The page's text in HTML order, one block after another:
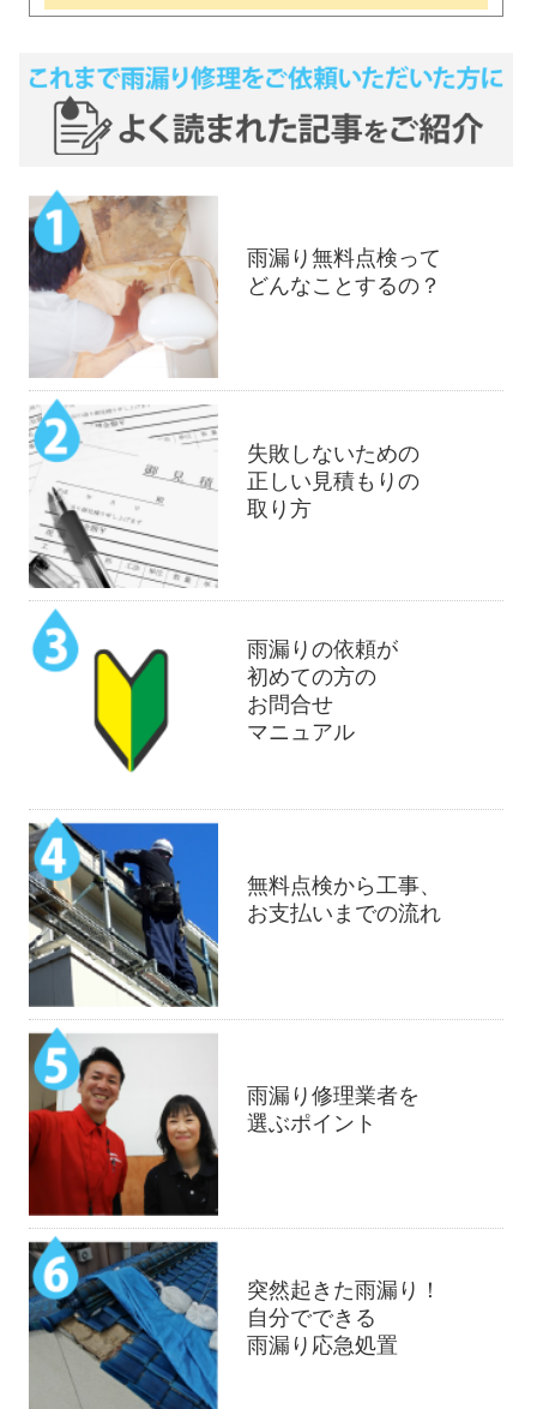
雨漏り無料点検って
どんなことするの？
失敗しないための
正しい見積もりの
取り方
雨漏りの依頼が
初めての方の
お問合せ
マニュアル
無料点検から工事、
お支払いまでの流れ
雨漏り修理業者を
選ぶポイント
突然起きた雨漏り！
自分でできる
雨漏り応急処置